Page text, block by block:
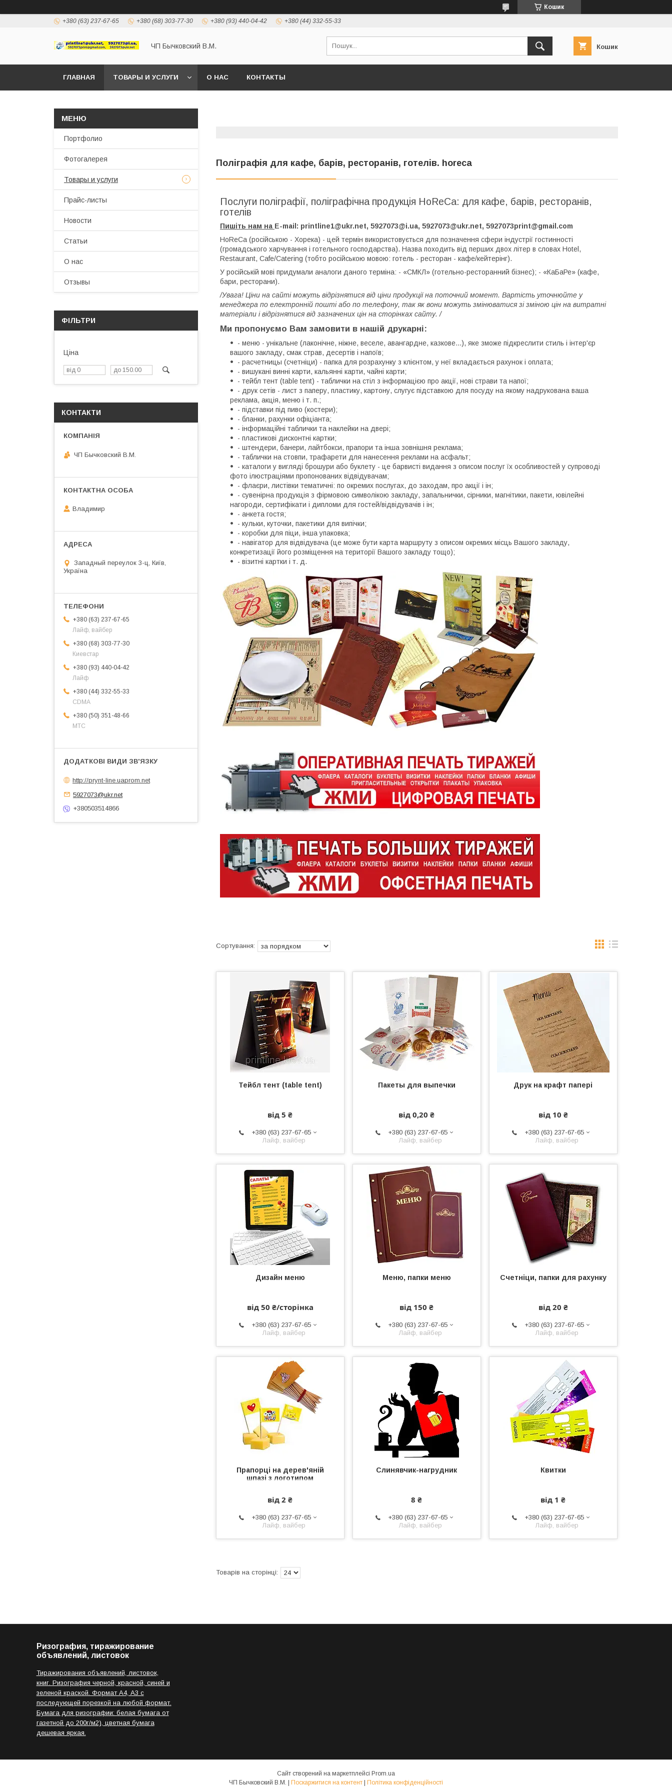
Кошик
+380 (63) 237-67-65 +380 (68) 303-77-30 +380 (93) 440-04-42 +380 (44) 332-55-33
ЧП Бычковский В.М. Кошик
ГЛАВНАЯ ТОВАРЫ И УСЛУГИ О НАС КОНТАКТЫ
Поліграфія для кафе, барів, ресторанів, готелів. horeca
Послуги поліграфії, поліграфічна продукція HoReCa: для кафе, барів, ресторанів,
готелів
Пишіть нам на E-mail: printline1@ukr.net, 5927073@i.ua, 5927073@ukr.net, 5927073print@gmail.com
HoReCa (російською - Хорека) - цей термін використовується для позначення сфери індустрії гостинності
(громадського харчування і готельного господарства). Назва походить від перших двох літер в словах Hotel,
Restaurant, Cafe/Catering (тобто російською мовою: готель - ресторан - кафе/кейтерінг).
У російській мові придумали аналоги даного терміна: - «СМКЛ» (готельно-ресторанний бізнес); - «КаБаРе» (кафе,
бари, ресторани).
/Увага! Ціни на сайті можуть відрізнятися від ціни продукції на поточний момент. Вартість уточнюйте у
менеджера по електронній пошті або по телефону, так як вони можуть змінюватися зі зміною цін на витратні
матеріали і відрізнятися від зазначених цін на сторінках сайту. /
Ми пропонуємо Вам замовити в нашій друкарні:
- меню - унікальне (лаконічне, ніжне, веселе, авангардне, казкове...), яке зможе підкреслити стиль і інтер'єр
вашого закладу, смак страв, десертів і напоїв;
- расчетницы (счетніци) - папка для розрахунку з клієнтом, у неї вкладається рахунок і оплата;
- вишукані винні карти, кальянні карти, чайні карти;
- тейбл тент (table tent) - таблички на стіл з інформацією про акції, нові страви та напої;
- друк сетів - лист з паперу, пластику, картону, слугує підставкою для посуду на якому надрукована ваша
реклама, акція, меню і т. п.;
- підставки під пиво (костери);
- бланки, рахунки офіціанта;
- інформаційні таблички та наклейки на двері;
- пластикові дисконтні картки;
- штендери, банери, лайтбокси, прапори та інша зовнішня реклама;
- таблички на стовпи, трафарети для нанесення реклами на асфальт;
- каталоги у вигляді брошури або буклету - це барвисті видання з описом послуг їх особливостей у супроводі
фото ілюстраціями пропонованих відвідувачам;
- флаєри, листівки тематичні: по окремих послугах, до заходам, про акції і ін;
- сувенірна продукція з фірмовою символікою закладу, запальнички, сірники, магнітики, пакети, ювілейні
нагороди, сертифікати і дипломи для гостей/відвідувачів і ін;
- анкета гостя;
- кульки, куточки, пакетики для випічки;
- коробки для піци, інша упаковка;
- навігатор для відвідувача (це може бути карта маршруту з описом окремих місць Вашого закладу,
конкретизації його розміщення на території Вашого закладу тощо);
- візитні картки і т. д.
Тейбл тент (table tent)
від 5 ₴
+380 (63) 237-67-65
Лайф, вайбер
Пакеты для выпечки
від 0,20 ₴
+380 (63) 237-67-65
Лайф, вайбер
Друк на крафт папері
від 10 ₴
+380 (63) 237-67-65
Лайф, вайбер
Дизайн меню
від 50 ₴/сторінка
+380 (63) 237-67-65
Лайф, вайбер
Меню, папки меню
від 150 ₴
+380 (63) 237-67-65
Лайф, вайбер
Счетніци, папки для рахунку
від 20 ₴
+380 (63) 237-67-65
Лайф, вайбер
Прапорці на дерев'яній
шпазі з логотипом
від 2 ₴
+380 (63) 237-67-65
Лайф, вайбер
Слинявчик-нагрудник
8 ₴
+380 (63) 237-67-65
Лайф, вайбер
Квитки
від 1 ₴
+380 (63) 237-67-65
Лайф, вайбер
Портфолио
Фотогалерея
Товары и услуги
Прайс-листы
Новости
Статьи
О нас
Отзывы
ФІЛЬТРИ
Ціна
КОНТАКТИ
ЧП Бычковский В.М.
Владимир
Западный переулок 3-ц, Київ,
Україна
+380 (63) 237-67-65
Лайф, вайбер
+380 (68) 303-77-30
Киевстар
+380 (93) 440-04-42
Лайф
+380 (44) 332-55-33
CDMA
+380 (50) 351-48-66
МТС
http://prynt-line.uaprom.net
5927073@ukr.net
+380503514866
Ризография, тиражирование
объявлений, листовок
Тиражирования объявлений, листовок,
книг. Ризография черной, красной, синей и
зеленой краской. Формат А4, А3 с
последующей порезкой на любой формат.
Бумага для ризографии: белая бумага от
газетной до 200г/м2), цветная бумага
дешевая яркая.
Сайт створений на маркетплейсі Prom.ua
ЧП Бычковский В.М. | Поскаржитися на контент | Політика конфіденційності